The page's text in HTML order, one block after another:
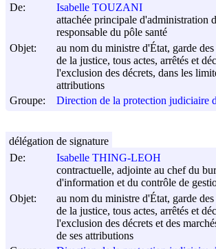
De:
Isabelle TOUZANI
attachée principale d'administration
responsable du pôle santé
Objet:
au nom du ministre d'État, garde
de la justice, tous actes, arrêtés et
l'exclusion des décrets, dans les
attributions
Groupe:
Direction de la protection judiciaire
De:
Isabelle THING-LEOH
contractuelle, adjointe au chef du
d'information et du contrôle de
Objet:
au nom du ministre d'État, garde
de la justice, tous actes, arrêtés et
l'exclusion des décrets et des
de ses attributions
délégation de signature